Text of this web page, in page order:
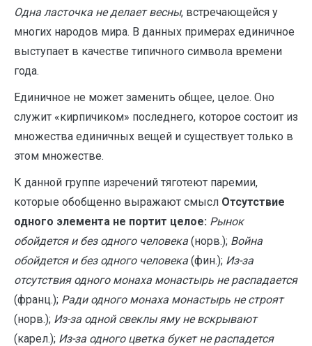
Одна ласточка не делает весны, встречающейся у
многих народов мира. В данных примерах единичное
выступает в качестве типичного символа времени
года.
Единичное не может заменить общее, целое. Оно
служит «кирпичиком» последнего, которое состоит из
множества единичных вещей и существует только в
этом множестве.
К данной группе изречений тяготеют паремии,
которые обобщенно выражают смысл Отсутствие
одного элемента не портит целое: Рынок
обойдется и без одного человека (норв.); Война
обойдется и без одного человека (фин.); Из-за
отсутствия одного монаха монастырь не распадается
(франц.); Ради одного монаха монастырь не строят
(норв.); Из-за одной свеклы яму не вскрывают
(карел.); Из-за одного цветка букет не распадется